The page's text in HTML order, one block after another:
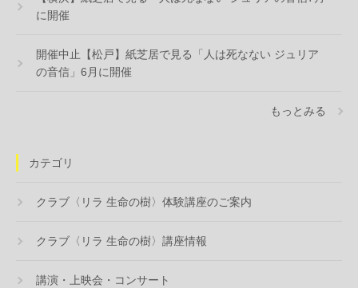
に開催
開催中止【松戸】紙芝居で見る「人は死なない ジュリア
の音信」6月に開催
もっとみる
カテゴリ
クラブ〈リラ 生命の樹〉体験講座のご案内
クラブ〈リラ 生命の樹〉講座情報
講演・上映会・コンサート